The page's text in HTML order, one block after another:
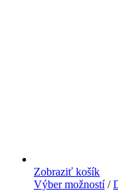
Zobraziť košík
Výber možností/